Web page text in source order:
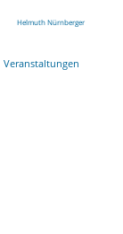
Helmuth Nürnberger
Veranstaltungen